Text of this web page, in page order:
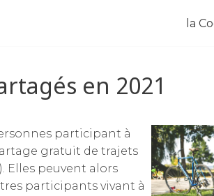
la
en 2021
participant à
gratuit de trajets
Elles peuvent alors
participants vivant à